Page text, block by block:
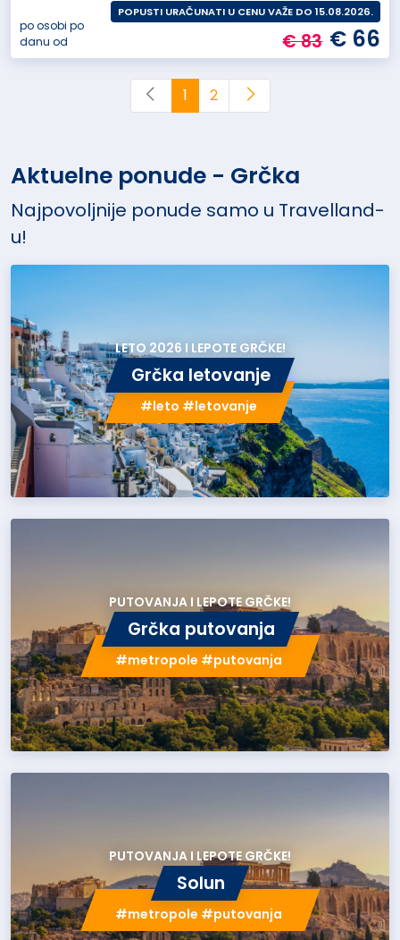
po osobi po
danu od
POPUSTI URAČUNATI U CENU VAŽE DO 15.08.2026.
€ 83 € 66
1 2
Aktuelne ponude - Grčka
Najpovoljnije ponude samo u Travelland-
u!
LETO 2026 I LEPOTE GRČKE!
Grčka letovanje
#leto #letovanje
PUTOVANJA I LEPOTE GRČKE!
Grčka putovanja
#metropole #putovanja
PUTOVANJA I LEPOTE GRČKE!
Solun
#metropole #putovanja